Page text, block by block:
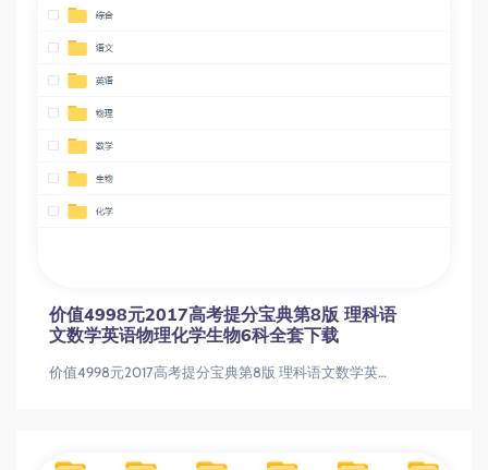
价值4998元2017高考提分宝典第8版 理科语
文数学英语物理化学生物6科全套下载
价值4998元2017高考提分宝典第8版 理科语文数学英语物理化学生物6科全套下载价值4998元2017高考提分宝典第8版 理科语文